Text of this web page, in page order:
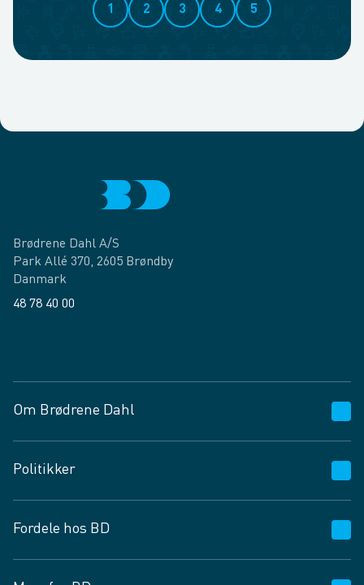
1 2 3 4 5
Brødrene Dahl A/S
Park Allé 370, 2605 Brøndby
Danmark
48 78 40 00
Om Brødrene Dahl
Vagttelefon 30 10 89 89
Spørgsmål og svar
Job og karriere
Fødevarekontrolrapport
Politikker
Privatlivspolitik
Cookies
Fordele hos BD